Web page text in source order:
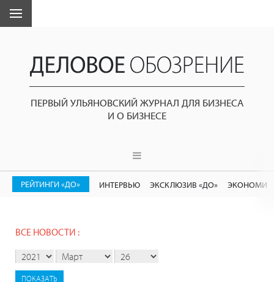
ПЕРВЫЙ УЛЬЯНОВСКИЙ ЖУРНАЛ ДЛЯ БИЗНЕСА
И О БИЗНЕСЕ
РЕЙТИНГИ «ДО» ИНТЕРВЬЮ ЭКСКЛЮЗИВ «ДО»
ВСЕ НОВОСТИ :